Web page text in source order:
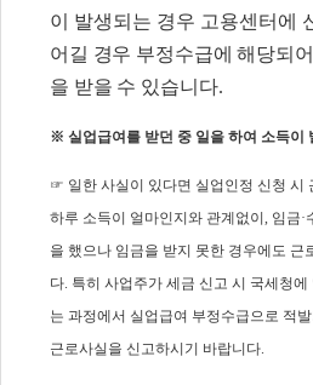
이 발생되는 경우 고용센터에
어길 경우 부정수급에 해당되
을 받을 수 있습니다.
※ 실업급여를 받던 중 일을 하여 소득이
☞ 일한 사실이 있다면 실업인정 신청 시
하루 소득이 얼마인지와 관계없이 , 임금·
을 했으나 임금을 받지 못한 경우에도 근
다. 특히 사업주가 세금 신고 시 국세청
는 과정에서 실업급여 부정수급으로 적
근로사실을 신고하시기 바랍니다.